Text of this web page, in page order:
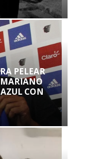
PELEAR
CON